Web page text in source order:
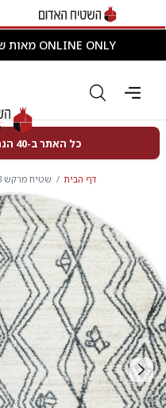
ONLINE ONLY מאות שטיחים ב-70% הנחה!
דף הבית שטיח מרקש 23 קרם/שחור עגול MARAKESH